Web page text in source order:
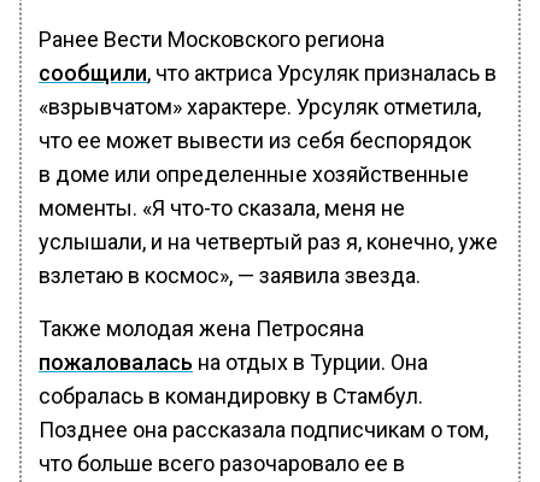
Ранее Вести Московского региона
сообщили, что актриса Урсуляк призналась в
«взрывчатом» характере. Урсуляк отметила,
что ее может вывести из себя беспорядок
в доме или определенные хозяйственные
моменты. «Я что-то сказала, меня не
услышали, и на четвертый раз я, конечно, уже
взлетаю в космос», — заявила звезда.
Также молодая жена Петросяна
пожаловалась на отдых в Турции. Она
собралась в командировку в Стамбул.
Позднее она рассказала подписчикам о том,
что больше всего разочаровало ее в